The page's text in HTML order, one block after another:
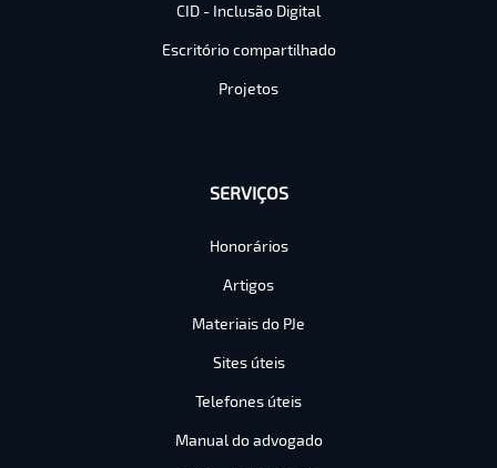
CID - Inclusão Digital
Escritório compartilhado
Projetos
SERVIÇOS
Honorários
Artigos
Materiais do PJe
Sites úteis
Telefones úteis
Manual do advogado